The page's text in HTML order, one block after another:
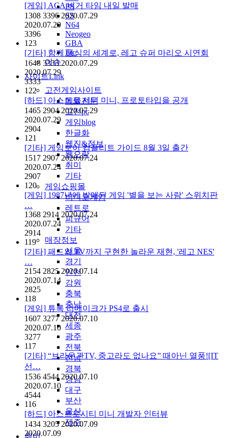
PS
SS
N64
Neogeo
GBA
Etc
이슈
사이트Link
고전게임사이트
에뮬전문
고전pc
게임blog
한글화
웹진&정보
웹오락
취미
기타
게임쇼핑몰
비디오게임
레트로
피규어
기타
매장정보
서울
경기
인천
강원
충북
충남
대전
세종
광주
전북
전남
경북
경남
대구
부산
울산
제주
취미
[게임] ACA 버거 타임 내일 발매
1308 3396 2020.07.29
2020.07.29
3396
123
[기타] 함께 동심의 세계로, 레고 슈퍼 마리오 시연회
1648 3333 2020.07.29
2020.07.29
3333
122
[하드] 아스트로 시티 미니, 프로토타입을 공개
1465 2904 2020.07.29
2020.07.29
2904
121
[기타] 게임보이 컴플리트 가이드 8월 3일 출간
1517 2907 2020.07.24
2020.07.24
2907
120
[게임] 1987년에 발매된 게임 '별을 보는 사람' 스위치판
…
1368 2914 2020.07.24
2020.07.24
2914
119
[기타] 패드와 TV까지 구현한 놀라운 재현, '레고 NES'
…
2154 2825 2020.07.14
2020.07.14
2825
118
[게임] 튜록 리메이크가 PS4로 출시
1607 3277 2020.07.10
2020.07.10
3277
117
[기타] “브라운관TV, 중고라도 없나요” 때아닌 열풍![IT
선…
1536 4544 2020.07.10
2020.07.10
4544
116
[하드] 아스트로시티 미니 개발자 인터뷰
1434 3205 2020.07.09
2020.07.09